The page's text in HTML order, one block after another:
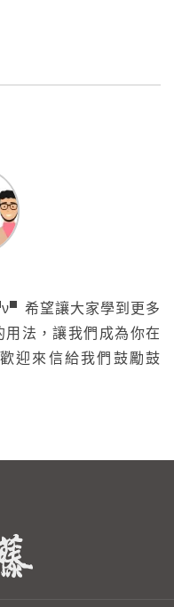
希望讓大家學到更多
法，讓我們成為你在
迎來信給我們鼓勵鼓